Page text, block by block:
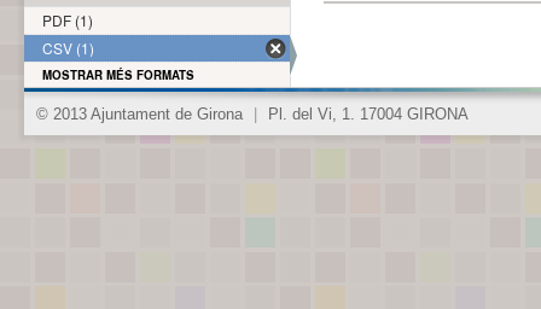
PDF (1)
CSV (1)
MOSTRAR MÉS FORMATS
© 2013 Ajuntament de Girona Pl. del Vi, 1. 17004 GIRONA